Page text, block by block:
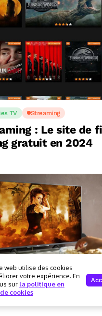
TV Streaming
: Le site de
gratuit en 2024
web utilise des cookies
votre expérience. En
sur la politique en
cookies